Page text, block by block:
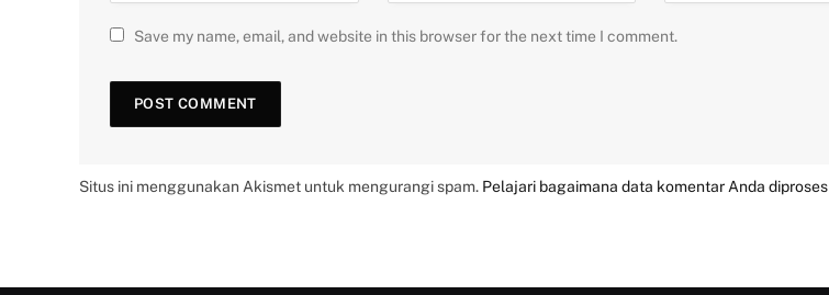
Save my name, email, and website in this browser for the next time I comment.
Situs ini menggunakan Akismet untuk mengurangi spam. Pelajari bagaimana data komentar Anda diproses